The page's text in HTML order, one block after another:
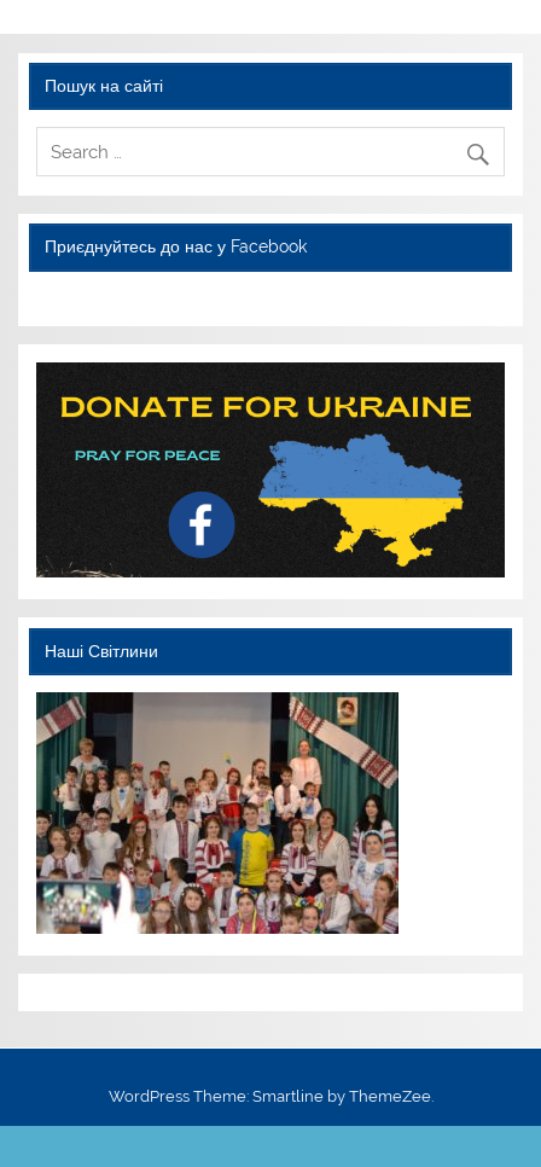
Пошук на сайті
Приєднуйтесь до нас у Facebook
WordPress YouTube
Наші Світлини
WordPress Theme: Smartline by ThemeZee.